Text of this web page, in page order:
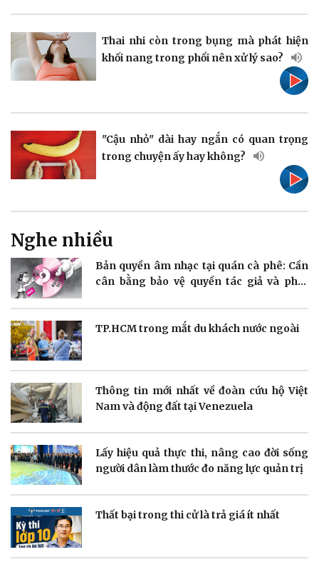
Tin nóng
Tư vấn luật
Việt Nam
Phân tích
Thể thao
Bóng đá
Lịch thi đấu bóng đá
Ô tô - Xe máy
Ô tô
Doanh nghiệp
Thông tin doanh nghiệp
Doanh nghiệp 24h
Doanh nhân
Vì cộng đồng
Công nghệ
Sành điệu
Chuyển đổi số
Sức khỏe
Dinh dưỡng - món ngon
Cây thuốc
Sản phụ khoa
Nhi khoa
Nam khoa
Làm đẹp - giảm cân
Đời sống
Blog
Tình yêu - Gia đình
Thai nhi còn trong bụng mà phát hiện
khối nang trong phổi nên xử lý sao?
"Cậu nhỏ" dài hay ngắn có quan trọng
trong chuyện ấy hay không?
Nghe nhiều
Bản quyền âm nhạc tại quán cà phê: Cần
cân bằng bảo vệ quyền tác giả và phát
TP.HCM trong mắt du khách nước ngoài
Thông tin mới nhất về đoàn cứu hộ Việt
Nam và động đất tại Venezuela
Lấy hiệu quả thực thi, nâng cao đời sống
người dân làm thước đo năng lực quản trị
Thất bại trong thi cử là trả giá ít nhất